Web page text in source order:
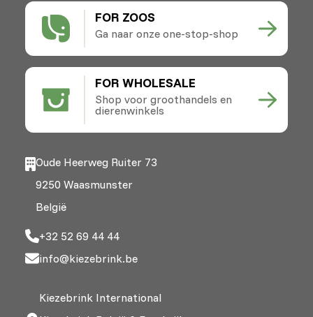
FOR ZOOS
Ga naar onze one-stop-shop
FOR WHOLESALE
Shop voor groothandels en
dierenwinkels
Oude Heerweg Ruiter 73
9250 Waasmunster
België
+32 52 69 44 44
info@kiezebrink.be
Kiezebrink International